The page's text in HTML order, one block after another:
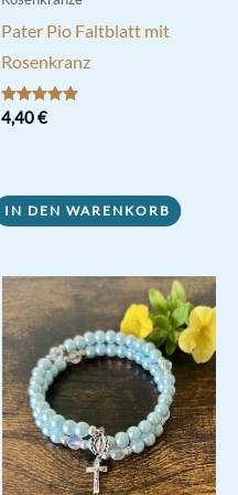
Pater Pio Faltblatt mit
Rosenkranz
Bewertet mit
5.00
4,40€
IN DEN WARENKORB